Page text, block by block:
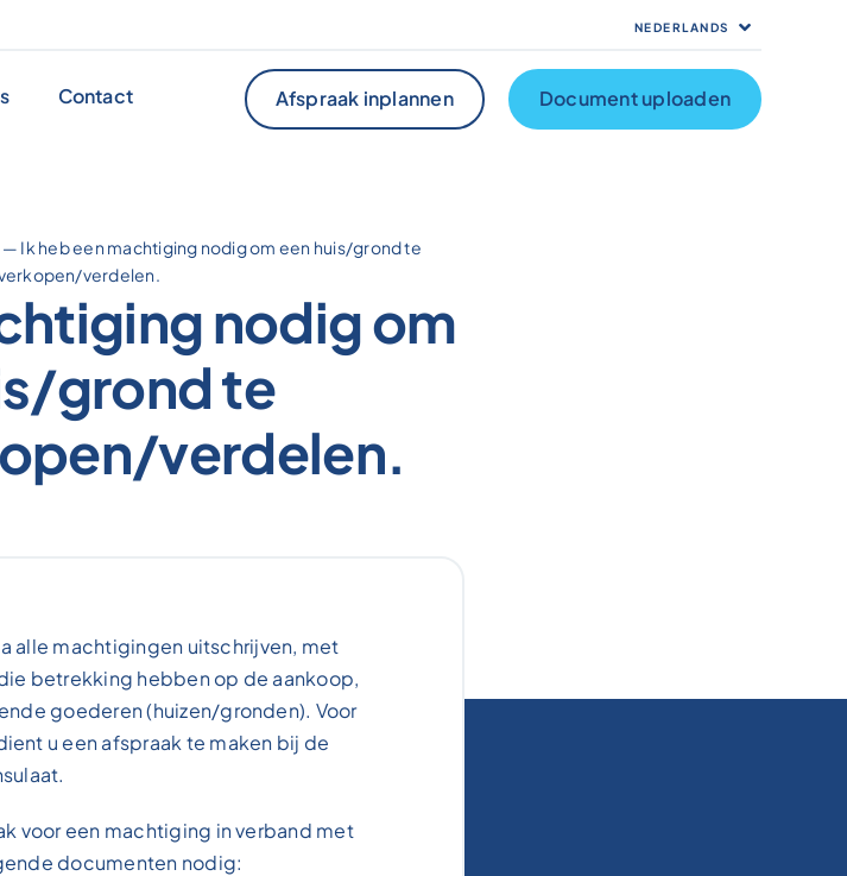
NEDERLANDS
Contact Afspraak inplannen Document uploaden
— Ik heb een machtiging nodig om een huis/grond te
verdelen.
nodig om
grond te
verdelen.
alle machtigingen uitschrijven, met
betrekking hebben op de aankoop,
goederen (huizen/gronden). Voor
u een afspraak te maken bij de
voor een machtiging in verband met
documenten nodig: